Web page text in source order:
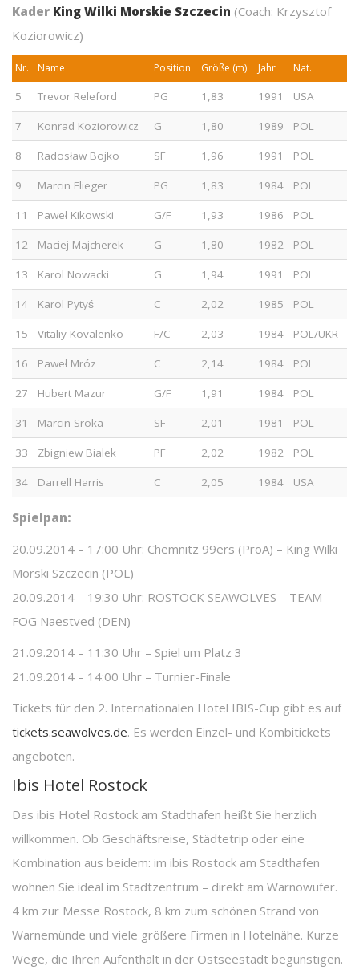
Kader King Wilki Morskie Szczecin (Coach: Krzysztof
Koziorowicz)
Nr. Name Position Größe (m) Jahr Nat.
5 Trevor Releford PG 1,83 1991 USA
7 Konrad Koziorowicz G 1,80 1989 POL
8 Radosław Bojko SF 1,96 1991 POL
9 Marcin Flieger PG 1,83 1984 POL
11 Paweł Kikowski G/F 1,93 1986 POL
12 Maciej Majcherek G 1,80 1982 POL
13 Karol Nowacki G 1,94 1991 POL
14 Karol Pytyś C 2,02 1985 POL
15 Vitaliy Kovalenko F/C 2,03 1984 POL/UKR
16 Paweł Mróz C 2,14 1984 POL
27 Hubert Mazur G/F 1,91 1984 POL
31 Marcin Sroka SF 2,01 1981 POL
33 Zbigniew Bialek PF 2,02 1982 POL
34 Darrell Harris C 2,05 1984 USA
Spielpan:
20.09.2014 – 17:00 Uhr: Chemnitz 99ers (ProA) – King Wilki
Morski Szczecin (POL)
20.09.2014 – 19:30 Uhr: ROSTOCK SEAWOLVES – TEAM
FOG Naestved (DEN)
21.09.2014 – 11:30 Uhr – Spiel um Platz 3
21.09.2014 – 14:00 Uhr – Turnier-Finale
Tickets für den 2. Internationalen Hotel IBIS-Cup gibt es auf
tickets.seawolves.de. Es werden Einzel- und Kombitickets
angeboten.
Ibis Hotel Rostock
Das ibis Hotel Rostock am Stadthafen heißt Sie herzlich
willkommen. Ob Geschäftsreise, Städtetrip oder eine
Kombination aus beidem: im ibis Rostock am Stadthafen
wohnen Sie ideal im Stadtzentrum – direkt am Warnowufer.
4 km zur Messe Rostock, 8 km zum schönen Strand von
Warnemünde und viele größere Firmen in Hotelnähe. Kurze
Wege, die Ihren Aufenthalt in der Ostseestadt begünstigen.